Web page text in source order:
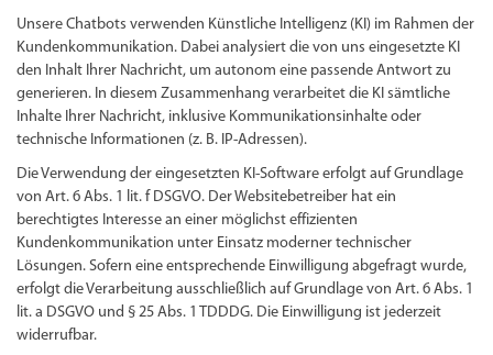
Unsere Chatbots verwenden Künstliche Intelligenz (KI) im Rahmen der
Kundenkommunikation. Dabei analysiert die von uns eingesetzte KI
den Inhalt Ihrer Nachricht, um autonom eine passende Antwort zu
generieren. In diesem Zusammenhang verarbeitet die KI sämtliche
Inhalte Ihrer Nachricht, inklusive Kommunikationsinhalte oder
technische Informationen (z. B. IP-Adressen).
Die Verwendung der eingesetzten KI-Software erfolgt auf Grundlage
von Art. 6 Abs. 1 lit. f DSGVO. Der Websitebetreiber hat ein
berechtigtes Interesse an einer möglichst effizienten
Kundenkommunikation unter Einsatz moderner technischer
Lösungen. Sofern eine entsprechende Einwilligung abgefragt wurde,
erfolgt die Verarbeitung ausschließlich auf Grundlage von Art. 6 Abs. 1
lit. a DSGVO und § 25 Abs. 1 TDDDG. Die Einwilligung ist jederzeit
widerrufbar.